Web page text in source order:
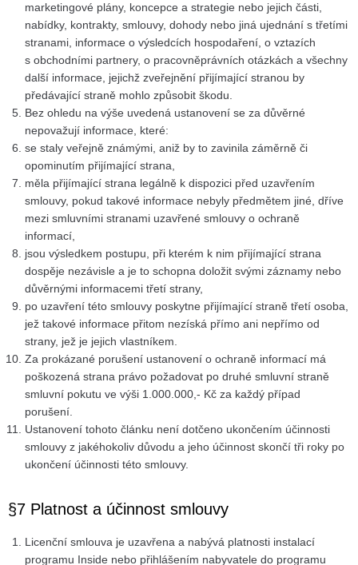
marketingové plány, koncepce a strategie nebo jejich části,
nabídky, kontrakty, smlouvy, dohody nebo jiná ujednání s třetími
stranami, informace o výsledcích hospodaření, o vztazích
s obchodními partnery, o pracovněprávních otázkách a všechny
další informace, jejichž zveřejnění přijímající stranou by
předávající straně mohlo způsobit škodu.
Bez ohledu na výše uvedená ustanovení se za důvěrné
nepovažují informace, které:
se staly veřejně známými, aniž by to zavinila záměrně či
opominutím přijímající strana,
měla přijímající strana legálně k dispozici před uzavřením
smlouvy, pokud takové informace nebyly předmětem jiné, dříve
mezi smluvními stranami uzavřené smlouvy o ochraně
informací,
jsou výsledkem postupu, při kterém k nim přijímající strana
dospěje nezávisle a je to schopna doložit svými záznamy nebo
důvěrnými informacemi třetí strany,
po uzavření této smlouvy poskytne přijímající straně třetí osoba,
jež takové informace přitom nezíská přímo ani nepřímo od
strany, jež je jejich vlastníkem.
Za prokázané porušení ustanovení o ochraně informací má
poškozená strana právo požadovat po druhé smluvní straně
smluvní pokutu ve výši 1.000.000,- Kč za každý případ
porušení.
Ustanovení tohoto článku není dotčeno ukončením účinnosti
smlouvy z jakéhokoliv důvodu a jeho účinnost skončí tři roky po
ukončení účinnosti této smlouvy.
§7 Platnost a účinnost smlouvy
Licenční smlouva je uzavřena a nabývá platnosti instalací
programu Inside nebo přihlášením nabyvatele do programu